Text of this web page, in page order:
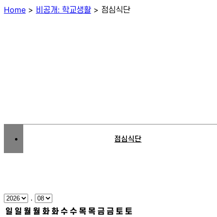
Home > 비공개: 학교생활 > 점심식단
점심식단
.
일 일 월 월 화 화 수 수 목 목 금 금 토 토